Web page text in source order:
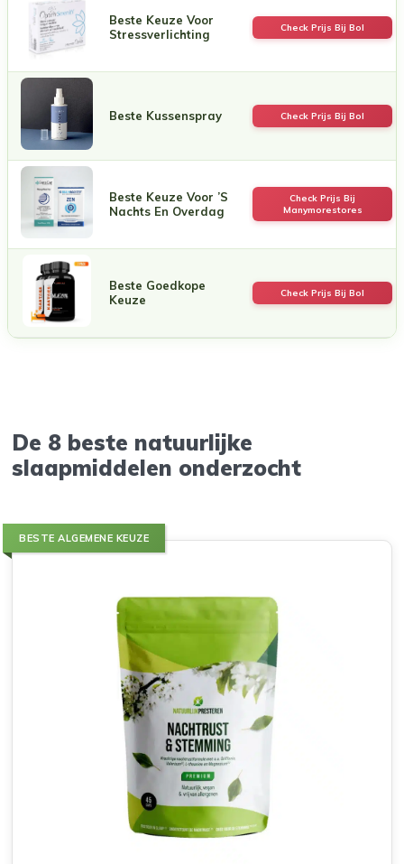
Beste Keuze Voor
Stressverlichting
Check Prijs Bij Bol
Beste Kussenspray Check Prijs Bij Bol
Beste Keuze Voor ’s
Nachts En Overdag
Check Prijs Bij
Manymorestores
Beste Goedkope
Keuze
Check Prijs Bij Bol
De 8 beste natuurlijke
slaapmiddelen onderzocht
BESTE ALGEMENE KEUZE